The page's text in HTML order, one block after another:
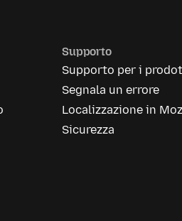
Supporto
Supporto per i
Segnala un errore
Localizzazione in
Sicurezza